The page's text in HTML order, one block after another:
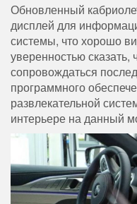
Обновленный
дисплей для
системы, что хорошо
уверенностью сказать,
сопровождаться
программного
развлекательной
интерьере на данный